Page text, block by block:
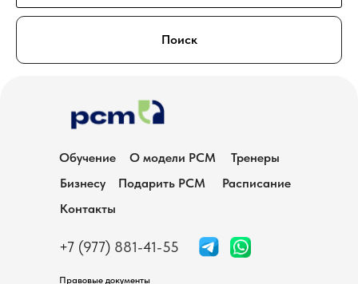
Поиск
+7 (977) 881-41-55
Обучение Тренеры
О модели РСМ
Бизнесу
Контакты
Подарить PCM
Правовые документы
Расписание